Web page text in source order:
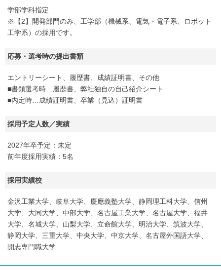
学部学科指定
※【2】開発部門のみ、工学部（機械系、電気・電子系、ロボット
工学系）の採用です。
応募・選考時の提出書類
エントリーシート、履歴書、成績証明書、その他
■書類選考時…履歴書、弊社独自の自己紹介シート
■内定時…成績証明書、卒業（見込）証明書
採用予定人数／実績
2027年卒予定：未定
前年度採用実績：5名
採用実績校
金沢工業大学、岐阜大学、慶應義塾大学、静岡理工科大学、信州
大学、大同大学、中部大学、名古屋工業大学、名古屋大学、福井
大学、名城大学、山梨大学、立命館大学、明治大学、筑波大学、
静岡大学、三重大学、中央大学、中京大学、名古屋外国語大学、
開志専門職大学